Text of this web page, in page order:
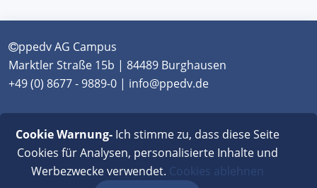
ppedv AG Campus
Marktler Straße 15b | 84489 Burghausen
+49 (0) 8677 - 9889-0 | info@ppedv.de
Classroom
|Impressum|Datenschutz|FAQ
Cookie Warnung-Ich stimme zu, dass diese Seite
Cookies für Analysen, personalisierte Inhalte und
Werbezwecke verwendet. Cookies ablehnen